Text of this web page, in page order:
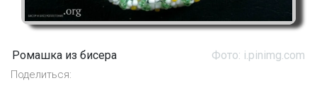
Ромашка из бисера Фото: i.pinimg.com
Поделиться: